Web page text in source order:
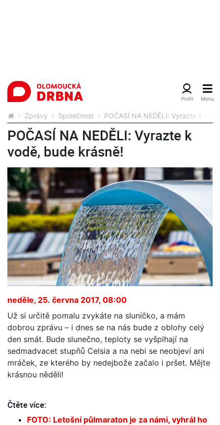
Zprávy Společnost POČASÍ NA NEDĚLI: Vyrazte k
POČASÍ NA NEDĚLI: Vyrazte k
vodě, bude krásně!
neděle, 25. června 2017, 08:00
Už si určitě pomalu zvykáte na sluníčko, a mám
dobrou zprávu – i dnes se na nás bude z oblohy celý
den smát. Bude slunečno, teploty se vyšplhají na
sedmadvacet stupňů Celsia a na nebi se neobjeví ani
mráček, ze kterého by nedejbože začalo i pršet. Mějte
krásnou něděli!
Čtěte více:
FOTO: Letošní půlmaraton je za námi, vyhrál ho